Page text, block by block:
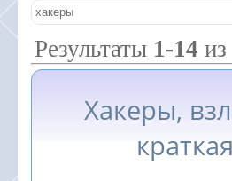
Результаты 1-14 из
Хакеры,